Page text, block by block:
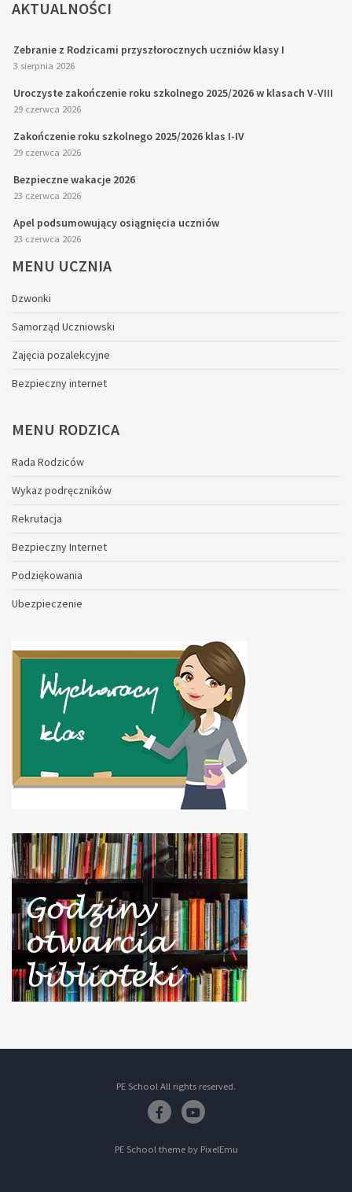
AKTUALNOŚCI
Zebranie z Rodzicami przyszłorocznych uczniów klasy I
3 sierpnia 2026
Uroczyste zakończenie roku szkolnego 2025/2026 w klasach V-VIII
29 czerwca 2026
Zakończenie roku szkolnego 2025/2026 klas I-IV
29 czerwca 2026
Bezpieczne wakacje 2026
23 czerwca 2026
Apel podsumowujący osiągnięcia uczniów
23 czerwca 2026
MENU UCZNIA
Dzwonki
Samorząd Uczniowski
Zajęcia pozalekcyjne
Bezpieczny internet
MENU RODZICA
Rada Rodziców
Wykaz podręczników
Rekrutacja
Bezpieczny Internet
Podziękowania
Ubezpieczenie
PE School All rights reserved.
PE School theme by PixelEmu